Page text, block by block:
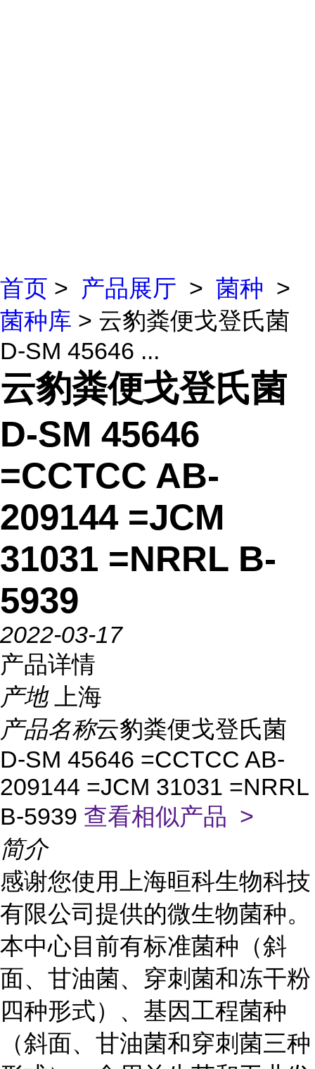
首页 > 产品展厅 > 菌种 >
菌种库 > 云豹粪便戈登氏菌
D-SM 45646 ...
云豹粪便戈登氏菌
D-SM 45646
=CCTCC AB-
209144 =JCM
31031 =NRRL B-
5939
2022-03-17
产品详情
产地
上海
产品名称云豹粪便戈登氏菌
D-SM 45646 =CCTCC AB-
209144 =JCM 31031 =NRRL
B-5939 查看相似产品 >
简介
感谢您使用上海晅科生物科技
有限公司提供的微生物菌种。
本中心目前有标准菌种（斜
面、甘油菌、穿刺菌和冻干粉
四种形式）、基因工程菌种
（斜面、甘油菌和穿刺菌三种